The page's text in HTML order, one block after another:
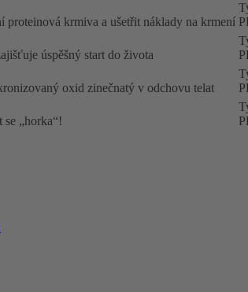
krmiva a ušetřit náklady na krmení
úspěšný start do života
oxid zinečnatý v odchovu telat
„horka“!